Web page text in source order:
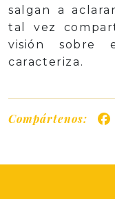
salgan a
tal vez
visión
caracteriza.
Compártenos: